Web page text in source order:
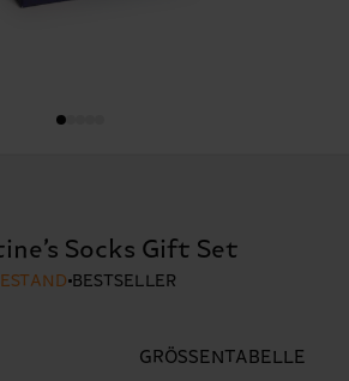
Socks Gift Set
BESTSELLER
GRÖSSENTABELLE